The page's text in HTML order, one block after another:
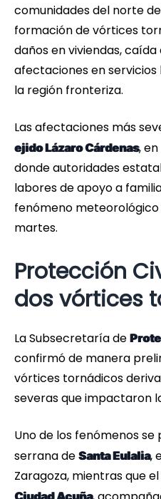
comunidades del norte
formación de vórtices
daños en viviendas,
afectaciones en servicios
la región fronteriza.
Las afectaciones más
ejido Lázaro Cárdenas,
donde autoridades
labores de apoyo a
fenómeno
martes.
Protección
dos vórtices
La Subsecretaría de
confirmó de manera
vórtices tornádicos
severas que impactaron
Uno de los fenómenos
serrana de Santa Eulalia,
Zaragoza, mientras que